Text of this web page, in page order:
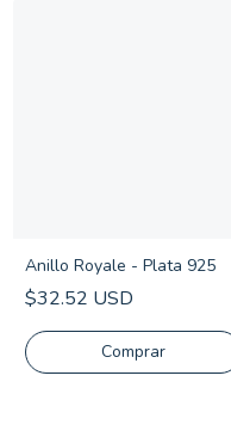
Anillo Royale - Plata 925
$32.52 USD
Comprar